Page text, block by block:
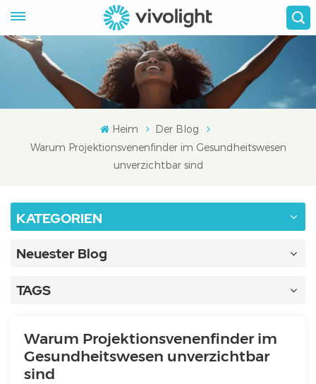
Heim
Der Blog
Warum Projektionsvenenfinder im Gesundheitswesen
unverzichtbar sind
KATEGORIEN
Neuester Blog
TAGS
Warum Projektionsvenenfinder im
Gesundheitswesen unverzichtbar
sind